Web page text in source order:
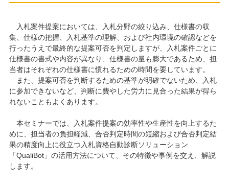
入札案件提案においては、入札分野の絞り込み、仕様書の収
集、仕様の把握、入札基準の理解、および社内環境の確認などを
行ったうえで最終的な提案可否を判定しますが、入札案件ごとに
仕様書の書式や内容が異なり、仕様書の量も膨大であるため、担
当者はそれぞれの仕様書に慣れるための時間を要しています。
また、提案可否を判断するための基準が明確でないため、入札
に参加できないなど、判断に費やした労力に見合った結果が得ら
れないこともよくあります。
本セミナーでは、入札案件提案の効率性や生産性を向上するた
めに、担当者の負担軽減、合否判定時間の短縮および合否判定結
果の精度向上に役立つ入札資格自動診断ソリューション
「QualiBot」の活用方法について、その特徴や事例を交え、解説
します。